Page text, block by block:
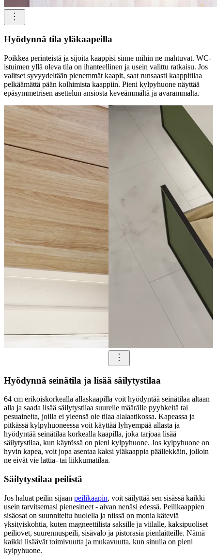
Hyödynnä tila yläkaapeilla
Poikkea perinteistä ja sijoita kaappisi sinne mihin ne mahtuvat. WC-
istuimen yllä oleva tila on ihanteellinen ja usein valittu ratkaisu. Jos
valitset syvyydeltään pienemmät kaapit, saat runsaasti kaappitilaa
pelkäämättä pään kolhimista kaappiin. Pieni kylpyhuone näyttää
epäsymmetrisen asettelun ansiosta keveämmältä ja avarammalta.
Hyödynnä seinätila ja lisää säilytystilaa
64 cm erikoiskorkealla allaskaapilla voit hyödyntää seinätilaa altaan
alla ja saada lisää säilytystilaa suurelle määrälle pyyhkeitä tai
pesuaineita, joilla ei yleensä ole tilaa alalaatikossa. Kapeassa ja
pitkässä kylpyhuoneessa voit käyttää lyhyempää allasta ja
hyödyntää seinätilaa korkealla kaapilla, joka tarjoaa lisää
säilytystilaa, kun käytössä on pieni kylpyhuone. Jos kylpyhuone on
hyvin kapea, voit jopa asentaa kaksi yläkaappia päällekkäin, jolloin
ne eivät vie lattia- tai liikkumatilaa.
Säilytystilaa peilistä
Jos haluat peilin sijaan peilikaapin, voit säilyttää sen sisässä kaikki
usein tarvitsemasi pienesineet - aivan nenäsi edessä. Peilikaappien
sisäosat on suunniteltu huolella ja niissä on monia käteviä
yksityiskohtia, kuten magneettilista saksille ja viilalle, kaksipuoliset
peiliovet, suurennuspeili, sisävalo ja pistorasia pienlaitteille. Nämä
kaikki lisäävät toimivuutta ja mukavuutta, kun sinulla on pieni
kylpyhuone.